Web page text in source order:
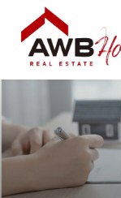
para
conteúdo